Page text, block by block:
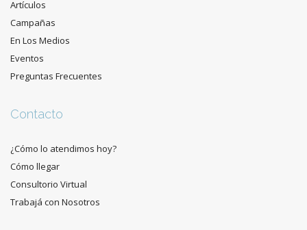
Artículos
Campañas
En Los Medios
Eventos
Preguntas Frecuentes
Contacto
¿Cómo lo atendimos hoy?
Cómo llegar
Consultorio Virtual
Trabajá con Nosotros